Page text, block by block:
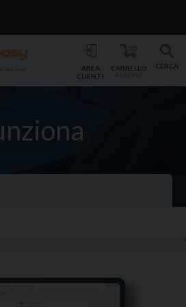
CERCA
CARRELLO
AREA
CLIENTI